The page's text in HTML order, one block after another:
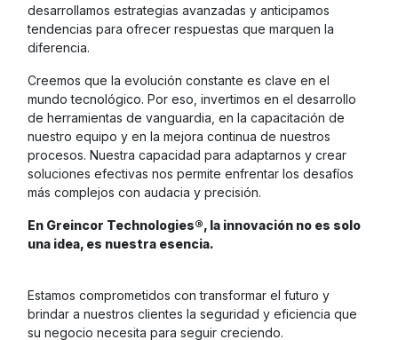
desarrollamos estrategias avanzadas y anticipamos
tendencias para ofrecer respuestas que marquen la
diferencia.
Creemos que la evolución constante es clave en el
mundo tecnológico. Por eso, invertimos en el desarrollo
de herramientas de vanguardia, en la capacitación de
nuestro equipo y en la mejora continua de nuestros
procesos. Nuestra capacidad para adaptarnos y crear
soluciones efectivas nos permite enfrentar los desafíos
más complejos con audacia y precisión.
En Greincor Technologies®, la innovación no es solo
una idea, es nuestra esencia.
Estamos comprometidos con transformar el futuro y
brindar a nuestros clientes la seguridad y eficiencia que
su negocio necesita para seguir creciendo.